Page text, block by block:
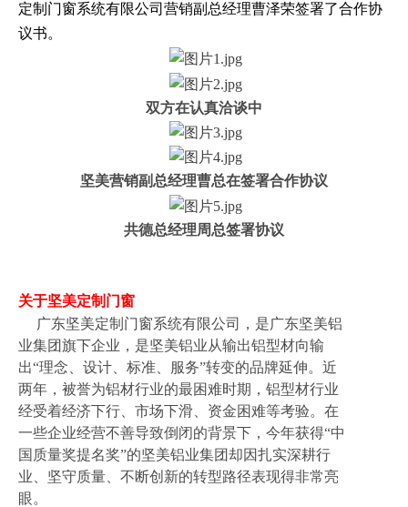
定制门窗系统有限公司营销副总经理曹泽荣签署了合作协
议书。
双方在认真洽谈中
坚美营销副总经理曹总在签署合作协议
共德总经理周总签署协议
关于坚美定制门窗
广东坚美定制门窗系统有限公司，是广东坚美铝
业集团旗下企业，是坚美铝业从输出铝型材向输
出“理念、设计、标准、服务”转变的品牌延伸。近
两年，被誉为铝材行业的最困难时期，铝型材行业
经受着经济下行、市场下滑、资金困难等考验。在
一些企业经营不善导致倒闭的背景下，今年获得“中
国质量奖提名奖”的坚美铝业集团却因扎实深耕行
业、坚守质量、不断创新的转型路径表现得非常亮
眼。